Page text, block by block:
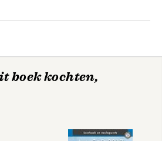
AutoCAD 2021 -
boek kochten,